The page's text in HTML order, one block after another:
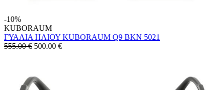
-10%
KUBORAUM
ΓΥΑΛΙΑ ΗΛΙΟΥ KUBORAUM Q9 BKN 5021
555.00 € 500.00 €